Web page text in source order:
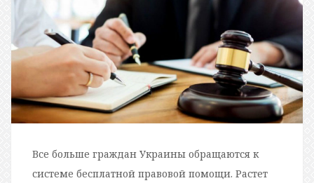
Все больше граждан Украины обращаются к
системе бесплатной правовой помощи. Растет